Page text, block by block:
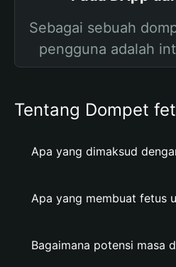
Sebagai sebuah
pengguna adalah
Tentang Dompet
Apa yang dimaksud
Apa yang membuat fetus
Bagaimana potensi masa